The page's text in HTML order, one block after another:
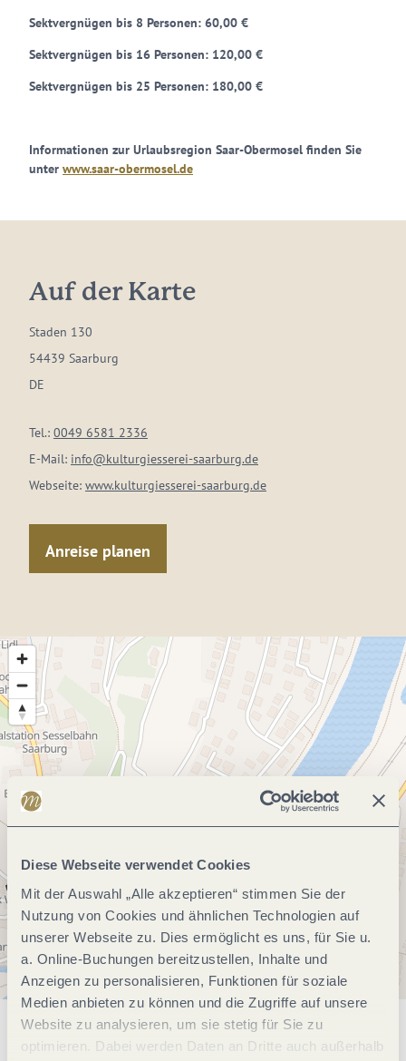
Diese Webseite verwendet Cookies
Mit der Auswahl „Alle akzeptieren“ stimmen Sie der
Nutzung von Cookies und ähnlichen Technologien auf
unserer Webseite zu. Dies ermöglicht es uns, für Sie u.
a. Online-Buchungen bereitzustellen, Inhalte und
Anzeigen zu personalisieren, Funktionen für soziale
Medien anbieten zu können und die Zugriffe auf unsere
Website zu analysieren, um sie stetig für Sie zu
optimieren. Dabei werden Daten an Dritte auch außerhalb
Sektvergnügen bis 8 Personen: 60,00 €
Sektvergnügen bis 16 Personen: 120,00 €
Sektvergnügen bis 25 Personen: 180,00 €
Informationen zur Urlaubsregion Saar-Obermosel finden Sie
unter www.saar-obermosel.de
Auf der Karte
Staden 130
54439 Saarburg
DE
Tel.: 0049 6581 2336
E-Mail: info@kulturgiesserei-saarburg.de
Webseite: www.kulturgiesserei-saarburg.de
Anreise planen
Allgemeine Informationen